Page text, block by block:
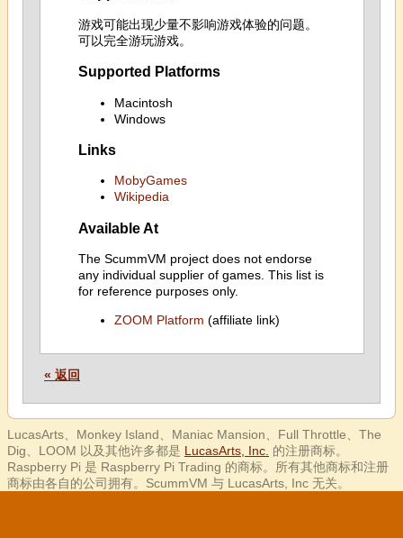
游戏可能出现少量不影响游戏体验的问题。
可以完全游玩游戏。
Supported Platforms
Macintosh
Windows
Links
MobyGames
Wikipedia
Available At
The ScummVM project does not endorse
any individual supplier of games. This list is
for reference purposes only.
ZOOM Platform (affiliate link)
« 返回
LucasArts、Monkey Island、Maniac Mansion、Full Throttle、The
Dig、LOOM 以及其他许多都是 LucasArts, Inc. 的注册商标。
Raspberry Pi 是 Raspberry Pi Trading 的商标。所有其他商标和注册
商标由各自的公司拥有。ScummVM 与 LucasArts, Inc 无关。